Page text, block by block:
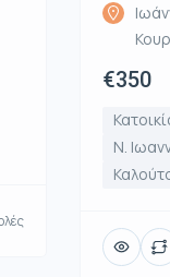
€350
Ν.